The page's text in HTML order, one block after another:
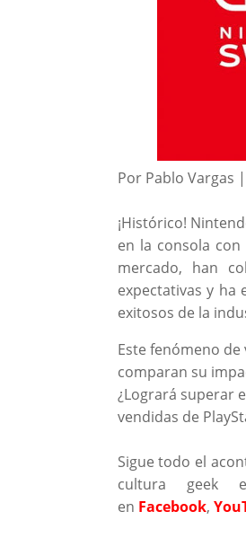
Por Pablo Vargas |
¡Histórico!
en la consola con
mercado, han
expectativas y ha
exitosos de la
Este fenómeno
comparan su
¿Logrará superar
vendidas de
Sigue todo el
cultura geek
en Facebook,